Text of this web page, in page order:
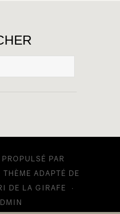
PAR
THÈME ADAPTÉ DE
DE LA GIRAFE
·